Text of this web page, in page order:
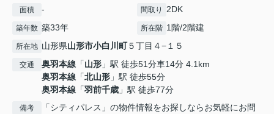
面積 - 間取り 2DK
築年数 築33年 所在階 1階/2階建
所在地 山形県山形市小白川町５丁目４−１５
交通 奥羽本線 「山形 」駅 徒歩51分車14分 4.1km
奥羽本線 「北山形 」駅 徒歩55分
奥羽本線 「羽前千歳 」駅 徒歩77分
備考
「シティパレス」の物件情報をお探しならお気軽にお問